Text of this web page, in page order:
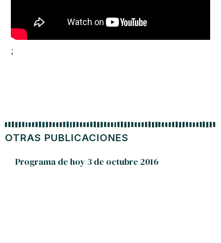
;
OTRAS PUBLICACIONES
Programa de hoy 3 de octubre 2016